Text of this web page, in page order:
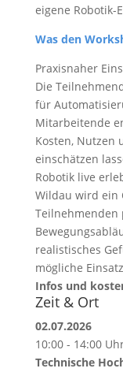
eigene Robotik-
Was den
Praxisnaher
Die
für
Mitarbeitende
Kosten, Nutzen
einschätzen
Robotik live
Wildau wird ein
Teilnehmenden
realistisches
mögliche
Infos und
Zeit & Ort
02.07.2026
10:00 - 14:00
Technische